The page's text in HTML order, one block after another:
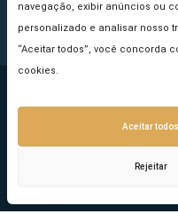
navegação, exibir anúncios ou
personalizado e analisar nosso
“Aceitar todos”, você concorda
cookies.
Aceitar todos
Rejeitar
Princípios Editoriais
Copyright © 2026 -